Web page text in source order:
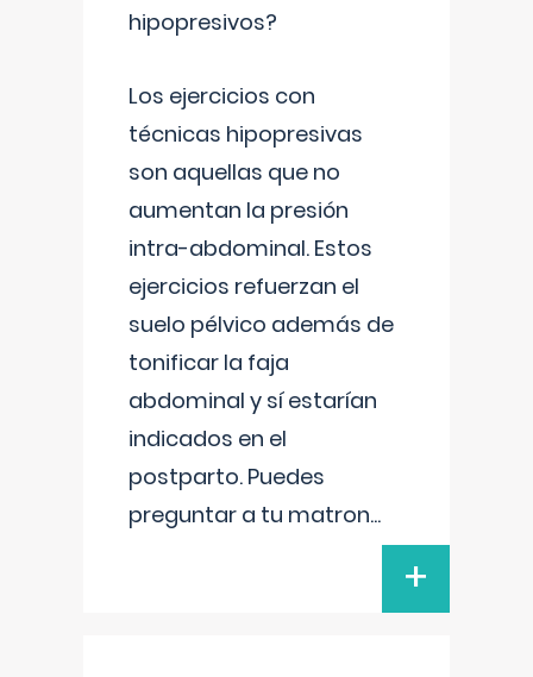
hipopresivos?
Los ejercicios con
técnicas hipopresivas
son aquellas que no
aumentan la presión
intra-abdominal. Estos
ejercicios refuerzan el
suelo pélvico además de
tonificar la faja
abdominal y sí estarían
indicados en el
postparto. Puedes
preguntar a tu matron...
+